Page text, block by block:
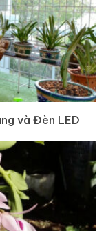
và Đèn LED